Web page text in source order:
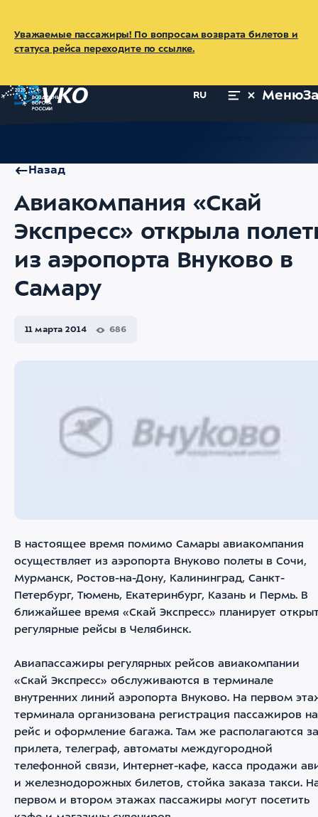
Уважаемые пассажиры! По вопросам возврата билетов и
статуса рейса переходите по ссылке.
RU Меню
Назад
Авиакомпания «Скай
Экспресс» открыла
из аэропорта Внуково в
Самару
11 марта 2014 686
В настоящее время помимо Самары авиакомпания
осуществляет из аэропорта Внуково полеты в Сочи,
Мурманск, Ростов-на-Дону, Калининград, Санкт-
Петербург, Тюмень, Екатеринбург, Казань и Пермь. В
ближайшее время «Скай Экспресс» планирует
регулярные рейсы в Челябинск.
Авиапассажиры регулярных рейсов авиакомпании
«Скай Экспресс» обслуживаются в терминале
внутренних линий аэропорта Внуково. На первом
терминала организована регистрация пассажиров на
рейс и оформление багажа. Там же располагаются
прилета, телеграф, автоматы междугородной
телефонной связи, Интернет-кафе, касса продажи
и железнодорожных билетов, стойка заказа такси.
первом и втором этажах пассажиры могут посетить